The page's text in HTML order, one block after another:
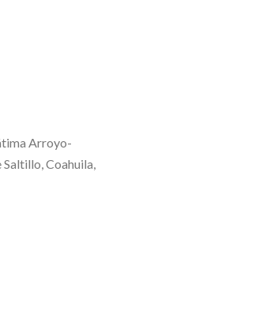
Arroyo-
Coahuila,